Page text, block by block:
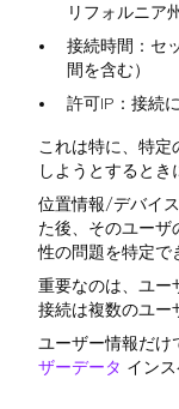
リフォルニア州
接続時間：セ
間を含む）
許可IP：接続に
これは特に、特定
しようとするとき
位置情報/デバイ
た後、そのユーザ
性の問題を特定で
重要なのは、ユー
接続は複数のユー
ユーザー情報だけ
ザーデータ イン